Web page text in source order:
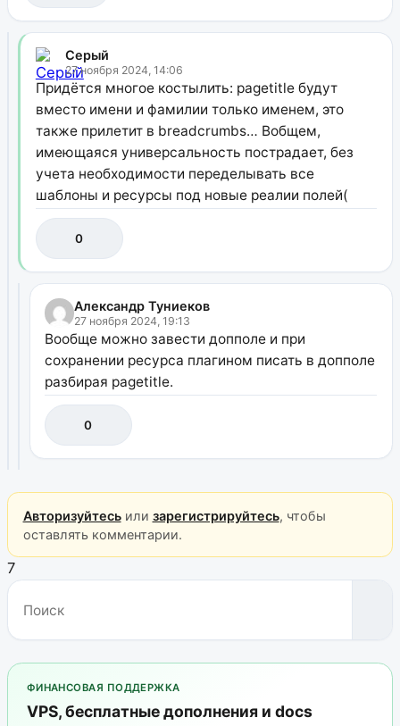
Серый
27 ноября 2024, 14:06
Придётся многое костылить: pagetitle будут
вместо имени и фамилии только именем, это
также прилетит в breadcrumbs… Вобщем,
имеющаяся универсальность пострадает, без
учета необходимости переделывать все
шаблоны и ресурсы под новые реалии полей(
0
Александр Туниеков
27 ноября 2024, 19:13
Вообще можно завести допполе и при
сохранении ресурса плагином писать в допполе
разбирая pagetitle.
0
Авторизуйтесьили зарегистрируйтесь, чтобы
оставлять комментарии.
7
ФИНАНСОВАЯ ПОДДЕРЖКА
VPS, бесплатные дополнения и docs